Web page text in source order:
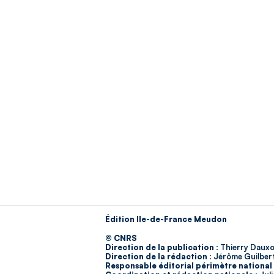
Édition Ile-de-France Meudon
© CNRS
Direction de la publication : Thierry
Direction de la rédaction : Jérôme
Responsable éditorial périmètre national